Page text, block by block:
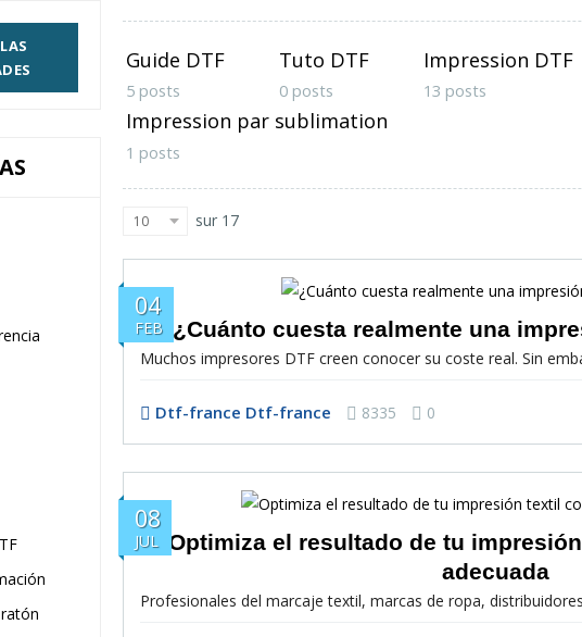
Guide DTF
5 posts
Tuto DTF
0 posts
Impression DTF
13 posts
Impression par sublimation
1 posts
10 sur 17
04
FEB ¿Cuánto cuesta realmente una
Muchos impresores DTF creen conocer su coste real. Sin
Dtf-france Dtf-france 8335 0
08
JUL
Optimiza el resultado de tu
adecuada
Profesionales del marcaje textil, marcas de ropa,